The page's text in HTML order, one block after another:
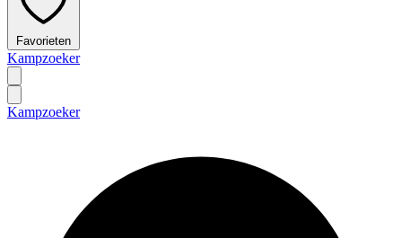
Favorieten
Kampzoeker
Kampzoeker